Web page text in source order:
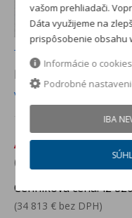
+ ďalších 7
NOVÉ AUTO NA
Viac info
Akciová cena:
(29 293 € bez DPH)
Cenníková cena:42
(34 813 € bez DPH)
vašom prehliadači.
Dáta využijeme na
prispôsobenie obsahu
Informácie o cookies
Podrobné
IBA